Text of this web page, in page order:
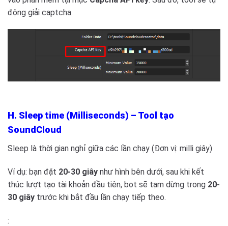
động giải captcha.
H. Sleep time (Milliseconds) – Tool tạo
SoundCloud
Sleep là thời gian nghỉ giữa các lần chạy (Đơn vị: milli giây)
Ví dụ: bạn đặt 20-30 giây như hình bên dưới, sau khi kết
thúc lượt tạo tài khoản đầu tiên, bot sẽ tạm dừng trong 20-
30 giây trước khi bắt đầu lần chạy tiếp theo.
: